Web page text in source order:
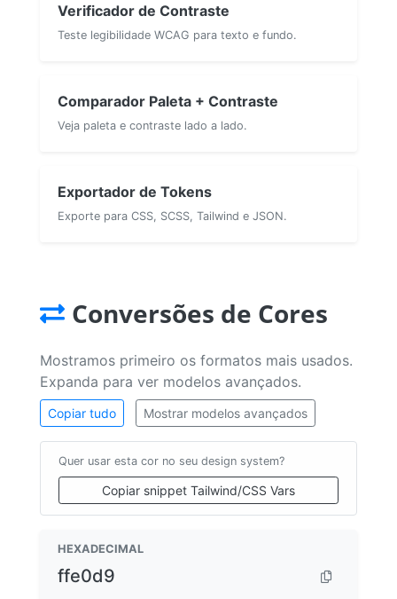
Verificador de Contraste
Teste legibilidade WCAG para texto e fundo.
Comparador Paleta + Contraste
Veja paleta e contraste lado a lado.
Exportador de Tokens
Exporte para CSS, SCSS, Tailwind e JSON.
Conversões de Cores
Mostramos primeiro os formatos mais usados.
Expanda para ver modelos avançados.
Copiar tudo Mostrar modelos avançados
Quer usar esta cor no seu design system?
Copiar snippet Tailwind/CSS Vars
HEXADECIMAL
ffe0d9